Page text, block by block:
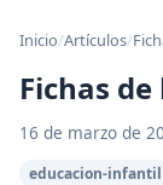
Inicio/Artículos/
Fichas
16 de marzo de
educacion-infantil